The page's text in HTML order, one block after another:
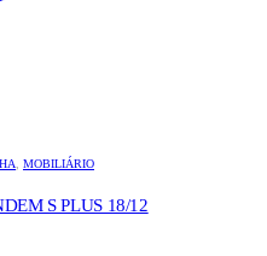
, MOBILIÁRIO
S PLUS 18/12